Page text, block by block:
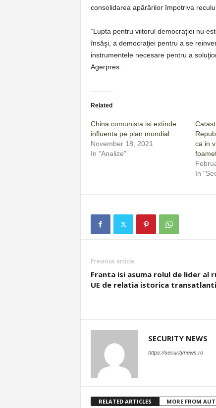
consolidarea apărărilor împotriva
“Lupta pentru viitorul democraţiei nu
însăşi, a democraţiei pentru a se
instrumentele necesare pentru a
Agerpres.
Related
China comunista isi extinde
influenta pe plan mondial
November 18, 2021
In "Analize"
ca in
In
Previous article
Franta isi asuma rolul de lider al
UE de relatia istorica
SECURITY NEWS
https://securitynews.ro
RELATED ARTICLES MORE FROM